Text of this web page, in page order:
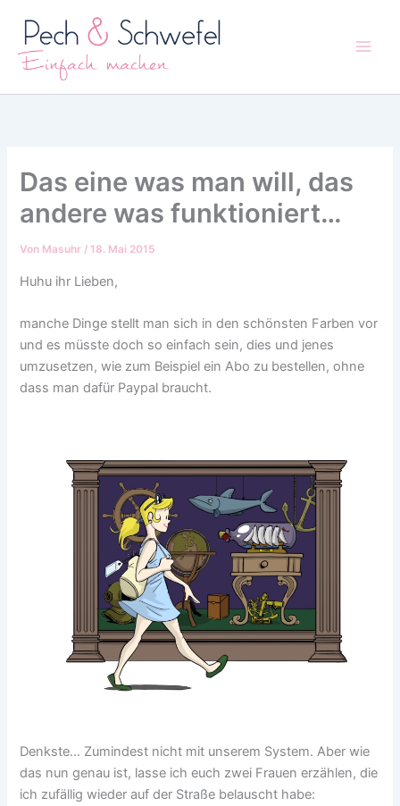
Inhalt
springen
Das eine was man will, das
andere was funktioniert…
Von Masuhr /18. Mai 2015
Huhu ihr Lieben,
manche Dinge stellt man sich in den schönsten Farben vor
und es müsste doch so einfach sein, dies und jenes
umzusetzen, wie zum Beispiel ein Abo zu bestellen, ohne
dass man dafür Paypal braucht.
Denkste… Zumindest nicht mit unserem System. Aber wie
das nun genau ist, lasse ich euch zwei Frauen erzählen, die
ich zufällig wieder auf der Straße belauscht habe: